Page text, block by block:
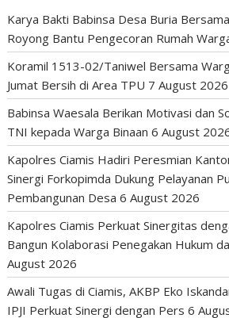
Karya Bakti Babinsa Desa Buria
Royong Bantu Pengecoran Rumah
Koramil 1513-02/Taniwel Bersama
Jumat Bersih di Area TPU 7 August 2026
Babinsa Waesala Berikan Motivasi dan
TNI kepada Warga Binaan 6 August
Kapolres Ciamis Hadiri Peresmian
Sinergi Forkopimda Dukung Pelayanan
Pembangunan Desa 6 August 2026
Kapolres Ciamis Perkuat Sinergitas
Bangun Kolaborasi Penegakan Hukum
August 2026
Awali Tugas di Ciamis, AKBP Eko
IPJI Perkuat Sinergi dengan Pers 6